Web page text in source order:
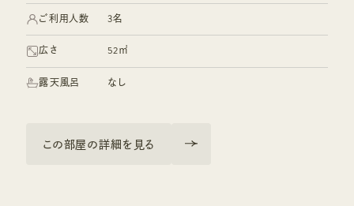
ご利用人数 3名
広さ 52㎡
露天風呂 なし
この部屋の詳細を見る